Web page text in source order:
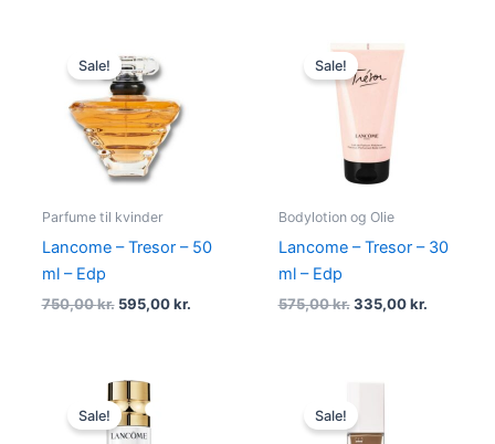
Sale!
Parfume til kvinder
Lancome – Tresor – 50
ml – Edp
750,00kr.
price
was:
750,00 kr..
595,00kr.
Sale!
Bodylotion og Olie
Lancome – Tresor – 30
ml – Edp
575,00kr.
price
was:
335,00kr.
Sale!
Original
price
was:
Sale!
Original
was: